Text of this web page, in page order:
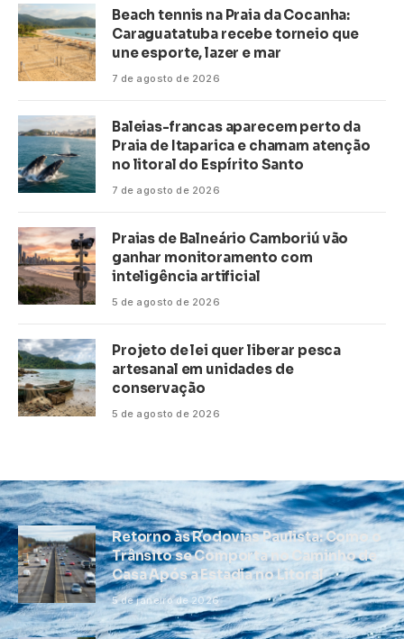
Beach tennis na Praia da Cocanha:
Caraguatatuba recebe torneio que
une esporte, lazer e mar
7 de agosto de 2026
Baleias-francas aparecem perto da
Praia de Itaparica e chamam atenção
no litoral do Espírito Santo
7 de agosto de 2026
Praias de Balneário Camboriú vão
ganhar monitoramento com
inteligência artificial
5 de agosto de 2026
Projeto de lei quer liberar pesca
artesanal em unidades de
conservação
5 de agosto de 2026
Retorno às Rodovias Paulista: Como o
Trânsito se Comporta no Caminho de
Casa Após a Estadia no Litoral
5 de janeiro de 2026